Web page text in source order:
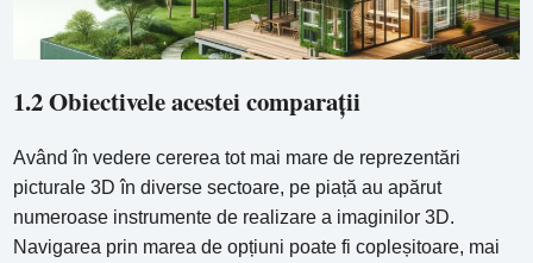
1.2 Obiectivele acestei comparații
Având în vedere cererea tot mai mare de reprezentări
picturale 3D în diverse sectoare, pe piață au apărut
numeroase instrumente de realizare a imaginilor 3D.
Navigarea prin marea de opțiuni poate fi copleșitoare, mai